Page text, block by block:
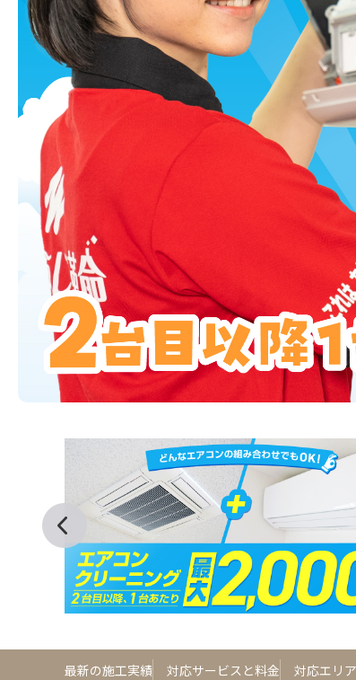
最新の施工実績 対応サービスと料金 対応エリア